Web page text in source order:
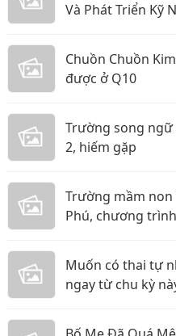
Và Phát Triển Kỹ
Chuồn Chuồn
được ở Q10
Trường song ngữ
2, hiếm gặp
Trường mầm non
Phú, chương
Muốn có thai tự
ngay từ chu kỳ